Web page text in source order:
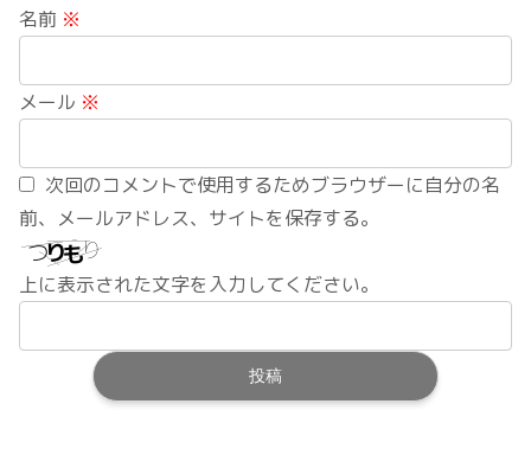
名前 ※
メール ※
次回のコメントで使用するためブラウザーに自分の名
前、メールアドレス、サイトを保存する。
上に表示された文字を入力してください。